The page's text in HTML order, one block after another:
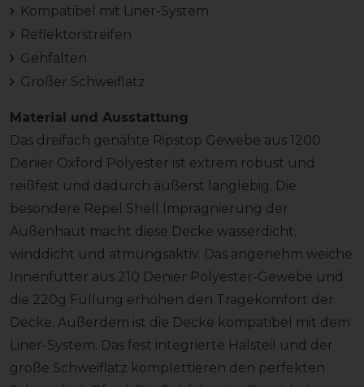
Kompatibel mit Liner-System
Reflektorstreifen
Gehfalten
Großer Schweiflatz
Material und Ausstattung
Das dreifach genähte Ripstop Gewebe aus 1200
Denier Oxford Polyester ist extrem robust und
reißfest und dadurch äußerst langlebig. Die
besondere Repel Shell Imprägnierung der
Außenhaut macht diese Decke wasserdicht,
winddicht und atmungsaktiv. Das angenehm weiche
Innenfutter aus 210 Denier Polyester-Gewebe und
die 220g Füllung erhöhen den Tragekomfort der
Decke. Außerdem ist die Decke kompatibel mit dem
Liner-System. Das fest integrierte Halsteil und der
große Schweiflatz komplettieren den perfekten